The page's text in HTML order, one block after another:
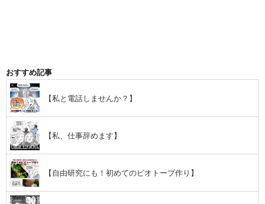
おすすめ記事
【私と電話しませんか？】
【私、仕事辞めます】
【自由研究にも！初めてのビオトープ作り】